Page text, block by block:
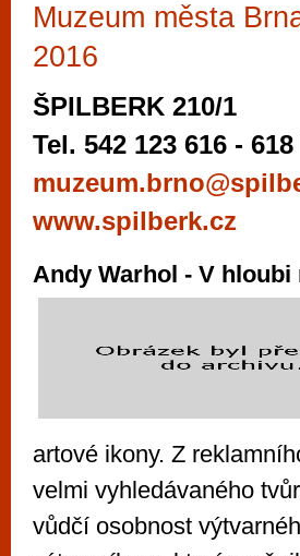
Muzeum města
2016
ŠPILBERK 210/1
Tel. 542 123 616 -
www.spilberk.cz
Andy Warhol - V hloubi
artové ikony. Z
velmi vyhledávaného
vůdčí osobnost
Mimo jiné je ale také
metropoli naleznete
po moderní automaty